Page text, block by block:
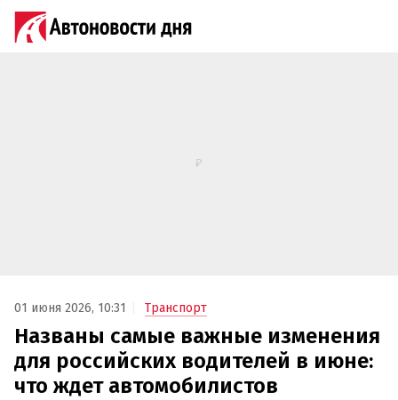
01 июня 2026, 10:31 Транспорт
Названы самые важные изменения
для российских водителей в июне:
что ждет автомобилистов